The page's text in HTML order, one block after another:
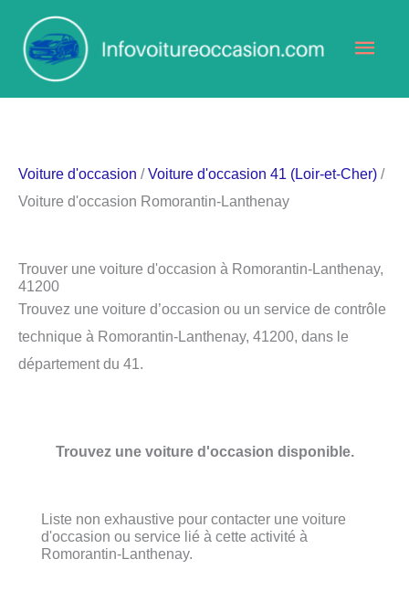
contenu
Voiture d'occasion /Voiture d'occasion 41 (Loir-et-Cher) /
Voiture d'occasion Romorantin-Lanthenay
Trouver une voiture d'occasion à Romorantin-Lanthenay,
41200
Trouvez une voiture d’occasion ou un service de contrôle
technique à Romorantin-Lanthenay, 41200, dans le
département du 41.
Trouvez une voiture d'occasion disponible.
Liste non exhaustive pour contacter une voiture
d'occasion ou service lié à cette activité à
Romorantin-Lanthenay.